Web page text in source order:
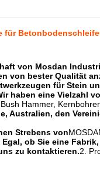
für
von Mosdan
von bester Qualität
für Stein
haben eine Vielzahl
Hammer, Kernbohrer
Australien, den
Strebens von
ob Sie eine
zu kontaktieren.2.